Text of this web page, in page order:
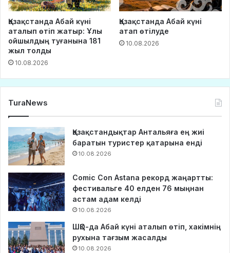
Қазақстанда Абай күні
аталып өтіп жатыр: Ұлы
ойшылдың туғанына 181
жыл толды
10.08.2026
Қазақстанда Абай күні
атап өтілуде
10.08.2026
TuraNews
Қазақстандықтар Антальяға ең жиі
баратын туристер қатарына енді
10.08.2026
Comic Con Astana рекорд жаңартты:
фестивальге 40 елден 76 мыңнан
астам адам келді
10.08.2026
ШҚО-да Абай күні аталып өтіп, хакімнің
рухына тағзым жасалды
10.08.2026